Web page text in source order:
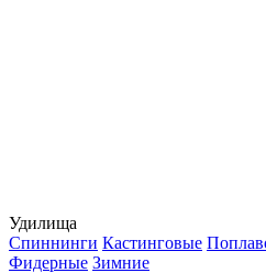
Удилища
Спиннинги Кастинговые
Фидерные Зимние